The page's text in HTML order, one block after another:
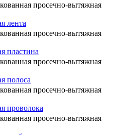
лента
пластина
полоса
проволока